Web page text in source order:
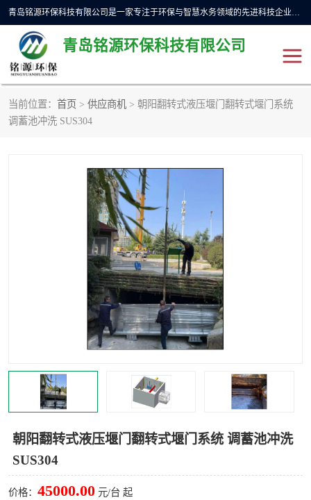
青岛铭源环保科技有限公司是一家专注于环保与智慧水务领域的先进科技企业，公司专注于云智能一体化预制泵站、水务循环利用、海绵城市、云智慧水务开发及新型环保技术研发等领域。铭源环保以为客户提供优质产品、专业技术服务为己任。为客户提供量身定制方案，提供多种配置方案满足实际使用要求。严控供货周期，并提供高标准后期维护。以环保为己任，视质量如生命，以技术做先导，靠诚信赢客户。
青岛铭源环保科技有限公司
当前位置： 首页 > 供应商机 > 朝阳翻转式液压堰门翻转式堰门系统
调蓄池冲洗 SUS304
朝阳翻转式液压堰门翻转式堰门系统 调蓄池冲洗
SUS304
价格： 45000.00 元/台 起